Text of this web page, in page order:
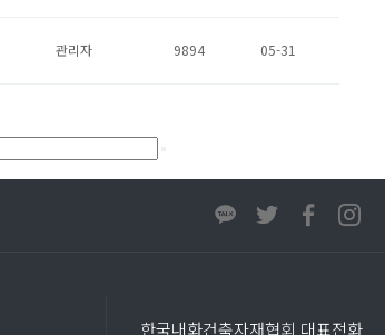
관리자 9894 05-31
한국내화건축자재협회 대표전화